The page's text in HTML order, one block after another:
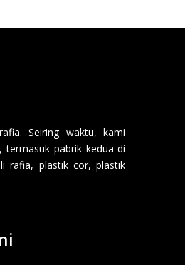
Seiring waktu, kami
termasuk pabrik kedua di
rafia, plastik cor, plastik